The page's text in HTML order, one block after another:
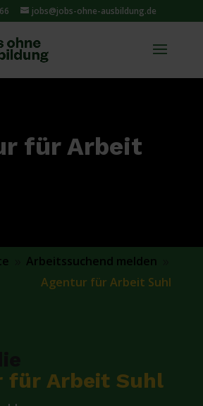
jobs@jobs-ohne-ausbildung.de
für Arbeit
Arbeitssuchend melden
Agentur für Arbeit Suhl
für Arbeit Suhl